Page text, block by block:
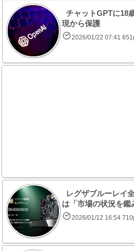
チャットGPTに18
現から保護
2026/01/22 07:41
レグザブルーレイ
は「市場の状況を鑑
2026/01/12 16:54